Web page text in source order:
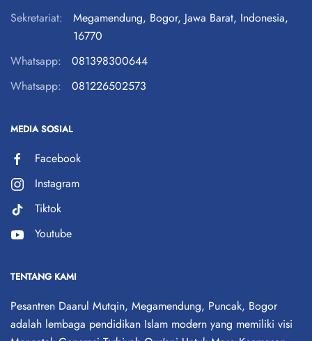
Sekretariat:
Megamendung, Bogor, Jawa Barat, Indonesia,
16770
Whatsapp:
081398300644
Whatsapp:
081226502573
MEDIA SOSIAL
Facebook
Instagram
Tiktok
Youtube
TENTANG KAMI
Pesantren Daarul Mutqin, Megamendung, Puncak, Bogor
adalah lembaga pendidikan Islam modern yang memiliki visi